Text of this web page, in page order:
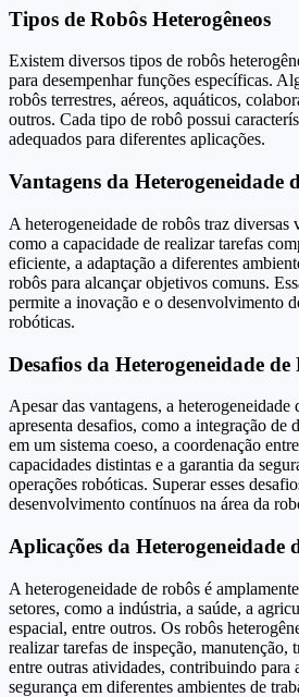
Tipos de Robôs Heterogêneos
Existem diversos tipos de robôs
para desempenhar funções específicas.
robôs terrestres, aéreos, aquáticos,
outros. Cada tipo de robô possui
adequados para diferentes aplicações.
Vantagens da Heterogeneidade
A heterogeneidade de robôs traz diversas
como a capacidade de realizar tarefas
eficiente, a adaptação a diferentes
robôs para alcançar objetivos comuns.
permite a inovação e o desenvolvimento
robóticas.
Desafios da Heterogeneidade de
Apesar das vantagens, a heterogeneidade
apresenta desafios, como a integração de
em um sistema coeso, a coordenação
capacidades distintas e a garantia da
operações robóticas. Superar esses
desenvolvimento contínuos na área da
Aplicações da Heterogeneidade
A heterogeneidade de robôs é
setores, como a indústria, a saúde, a
espacial, entre outros. Os robôs
realizar tarefas de inspeção, manutenção,
entre outras atividades, contribuindo para
segurança em diferentes ambientes de